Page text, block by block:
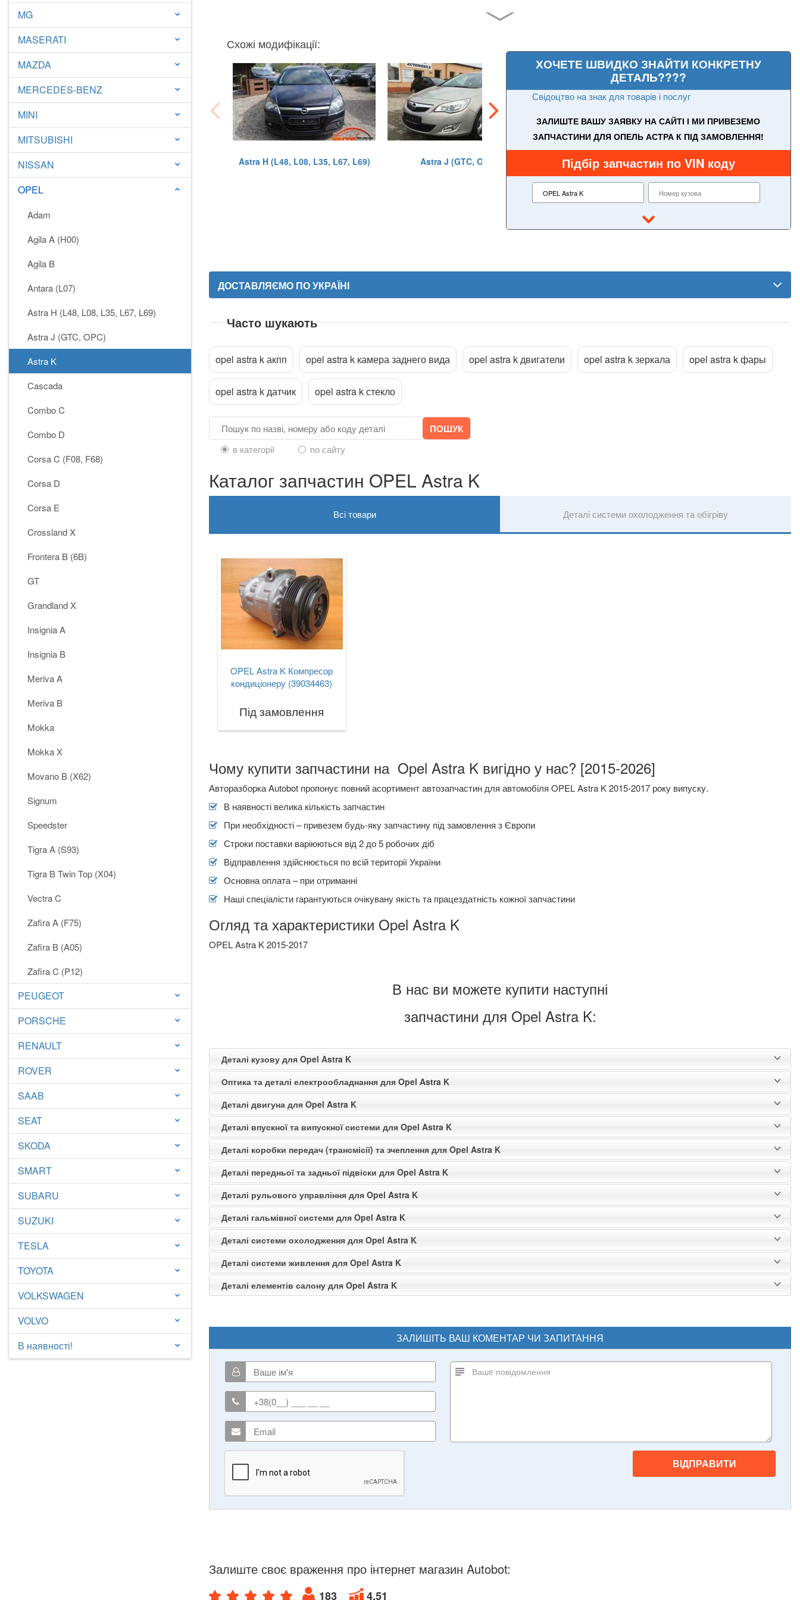
MG keyboard_arrow_down
MASERATI keyboard_arrow_down
MAZDA keyboard_arrow_down
MERCEDES-BENZ keyboard_arrow_down
MINI keyboard_arrow_down
MITSUBISHI keyboard_arrow_down
NISSAN keyboard_arrow_down
OPEL keyboard_arrow_down
Adam
Agila A (H00)
Agila B
Antara (L07)
Astra H (L48, L08, L35, L67, L69)
Astra J (GTC, OPC)
Astra K
Cascada
Combo C
Combo D
Corsa C (F08, F68)
Corsa D
Corsa E
Crossland X
Frontera B (6B)
GT
Grandland X
Insignia A
Insignia B
Meriva A
Meriva B
Mokka
Mokka X
Movano B (X62)
Signum
Speedster
Tigra A (S93)
Tigra B Twin Top (X04)
Vectra C
Zafira A (F75)
Zafira B (A05)
Zafira C (P12)
PEUGEOT keyboard_arrow_down
PORSCHE keyboard_arrow_down
RENAULT keyboard_arrow_down
ROVER keyboard_arrow_down
SAAB keyboard_arrow_down
SEAT keyboard_arrow_down
SKODA keyboard_arrow_down
SMART keyboard_arrow_down
SUBARU keyboard_arrow_down
SUZUKI keyboard_arrow_down
TESLA keyboard_arrow_down
TOYOTA keyboard_arrow_down
VOLKSWAGEN keyboard_arrow_down
VOLVO keyboard_arrow_down
В наявності! keyboard_arrow_down
Схожі модифікації:
Astra H (L48, L08, L35, L67, L69) Astra J (GTC, OPC)
ХОЧЕТЕ ШВИДКО ЗНАЙТИ КОНКРЕТНУ
ДЕТАЛЬ????
Свідоцтво на знак для товарів і послуг
ЗАЛИШТЕ ВАШУ ЗАЯВКУ НА САЙТІ І МИ ПРИВЕЗЕМО
ЗАПЧАСТИНИ ДЛЯ ОПЕЛЬ АСТРА К ПІД ЗАМОВЛЕННЯ!
Підбір запчастин по VIN коду
ДОСТАВЛЯЄМО ПО УКРАЇНІ
Часто шукають
opel astra k акпп opel astra k камера заднего вида opel astra k двигатели opel astra k зеркала opel astra k фары
opel astra k датчик opel astra k стекло
в категорії по сайту
Каталог запчастин OPEL Astra K
Всі товари Деталі системи охолодження та обігріву
OPEL Astra K Компресор
кондиціонеру (39034463)
Під замовлення
Чому купити запчастини на Opel Astra K вигідно у нас? [2015-2026]
Авторазборка Autobot пропонує повний асортимент автозапчастин для автомобіля OPEL Astra K 2015-2017 року випуску.
В наявності велика кількість запчастин
При необхідності – привезем будь-яку запчастину під замовлення з Європи
Строки поставки варіюються від 2 до 5 робочих діб
Відправлення здійснюється по всій території України
Основна оплата – при отриманні
Наші спеціалісти гарантуються очікувану якість та працездатність кожної запчастини
Огляд та характеристики Opel Astra K
OPEL Astra K 2015-2017
В нас ви можете купити наступні
запчастини для Opel Astra K:
Деталі кузову для Opel Astra K
Оптика та деталі електрообладнання для Opel Astra K
Деталі двигуна для Opel Astra K
Деталі впускної та випускної системи для Opel Astra K
Деталі коробки передач (трансмісії) та зчеплення для Opel Astra K
Деталі передньої та задньої підвіски для Opel Astra K
Деталі рульового управління для Opel Astra K
Деталі гальмівної системи для Opel Astra K
Деталі системи охолодження для Opel Astra K
Деталі системи живлення для Opel Astra K
Деталі елементів салону для Opel Astra K
ЗАЛИШІТЬ ВАШ КОМЕНТАР ЧИ ЗАПИТАННЯ
ВІДПРАВИТИ
Залиште своє враження про інтернет магазин Autobot:
183 4.51